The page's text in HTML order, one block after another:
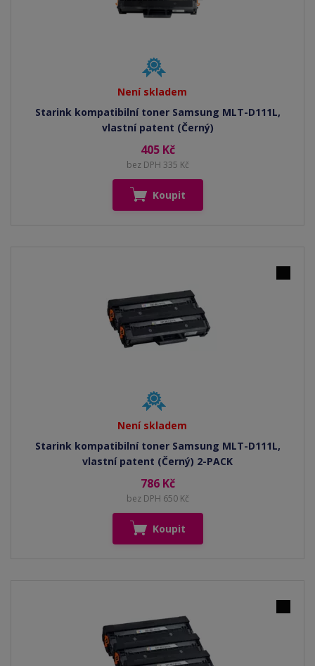
Není skladem
Starink kompatibilní toner Samsung MLT-D111L,
vlastní patent (Černý)
405 Kč
bez DPH 335 Kč
Koupit
Není skladem
Starink kompatibilní toner Samsung MLT-D111L,
vlastní patent (Černý) 2-PACK
786 Kč
bez DPH 650 Kč
Koupit